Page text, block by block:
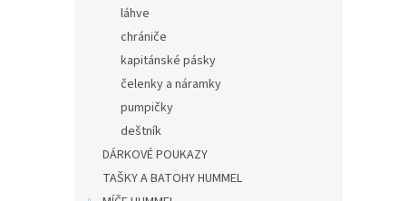
láhve
chrániče
kapitánské pásky
čelenky a náramky
pumpičky
deštník
DÁRKOVÉ POUKAZY
TAŠKY A BATOHY HUMMEL